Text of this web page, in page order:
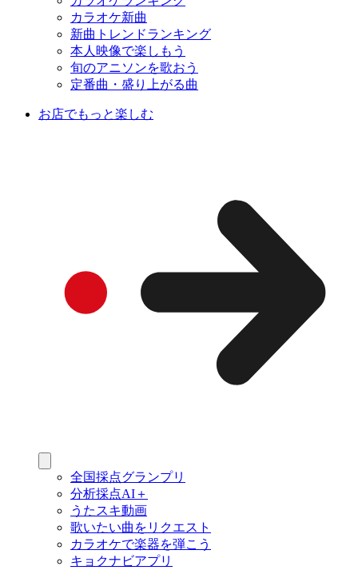
カラオケ新曲
新曲トレンドランキング
本人映像で楽しもう
旬のアニソンを歌おう
定番曲・盛り上がる曲
お店でもっと楽しむ
全国採点グランプリ
分析採点AI＋
うたスキ動画
歌いたい曲をリクエスト
カラオケで楽器を弾こう
キョクナビアプリ